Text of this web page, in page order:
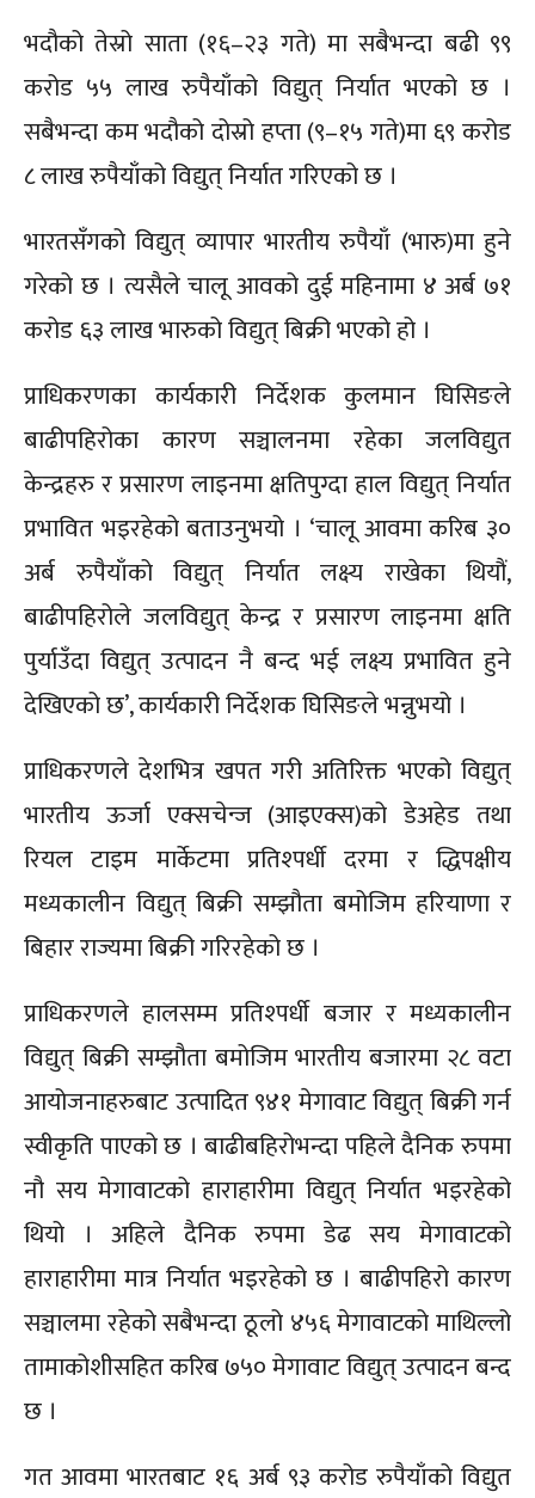
भदौको तेस्रो साता (१६–२३ गते) मा सबैभन्दा बढी ९९
करोड ५५ लाख रुपैयाँको विद्युत् निर्यात भएको छ ।
सबैभन्दा कम भदौको दोस्रो हप्ता (९–१५ गते)मा ६९ करोड
८ लाख रुपैयाँको विद्युत् निर्यात गरिएको छ ।
भारतसँगको विद्युत् व्यापार भारतीय रुपैयाँ (भारु)मा हुने
गरेको छ । त्यसैले चालू आवको दुई महिनामा ४ अर्ब ७१
करोड ६३ लाख भारुको विद्युत् बिक्री भएको हो ।
प्राधिकरणका कार्यकारी निर्देशक कुलमान घिसिङले
बाढीपहिरोका कारण सञ्चालनमा रहेका जलविद्युत
केन्द्रहरु र प्रसारण लाइनमा क्षतिपुग्दा हाल विद्युत् निर्यात
प्रभावित भइरहेको बताउनुभयो । ‘चालू आवमा करिब ३०
अर्ब रुपैयाँको विद्युत् निर्यात लक्ष्य राखेका थियौं,
बाढीपहिरोले जलविद्युत् केन्द्र र प्रसारण लाइनमा क्षति
पुर्याउँदा विद्युत् उत्पादन नै बन्द भई लक्ष्य प्रभावित हुने
देखिएको छ’, कार्यकारी निर्देशक घिसिङले भन्नुभयो ।
प्राधिकरणले देशभित्र खपत गरी अतिरिक्त भएको विद्युत्
भारतीय ऊर्जा एक्सचेन्ज (आइएक्स)को डेअहेड तथा
रियल टाइम मार्केटमा प्रतिश्पर्धी दरमा र द्धिपक्षीय
मध्यकालीन विद्युत् बिक्री सम्झौता बमोजिम हरियाणा र
बिहार राज्यमा बिक्री गरिरहेको छ ।
प्राधिकरणले हालसम्म प्रतिश्पर्धी बजार र मध्यकालीन
विद्युत् बिक्री सम्झौता बमोजिम भारतीय बजारमा २८ वटा
आयोजनाहरुबाट उत्पादित ९४१ मेगावाट विद्युत् बिक्री गर्न
स्वीकृति पाएको छ । बाढीबहिरोभन्दा पहिले दैनिक रुपमा
नौ सय मेगावाटको हाराहारीमा विद्युत् निर्यात भइरहेको
थियो । अहिले दैनिक रुपमा डेढ सय मेगावाटको
हाराहारीमा मात्र निर्यात भइरहेको छ । बाढीपहिरो कारण
सञ्चालमा रहेको सबैभन्दा ठूलो ४५६ मेगावाटको माथिल्लो
तामाकोशीसहित करिब ७५० मेगावाट विद्युत् उत्पादन बन्द
छ ।
गत आवमा भारतबाट १६ अर्ब ९३ करोड रुपैयाँको विद्युत